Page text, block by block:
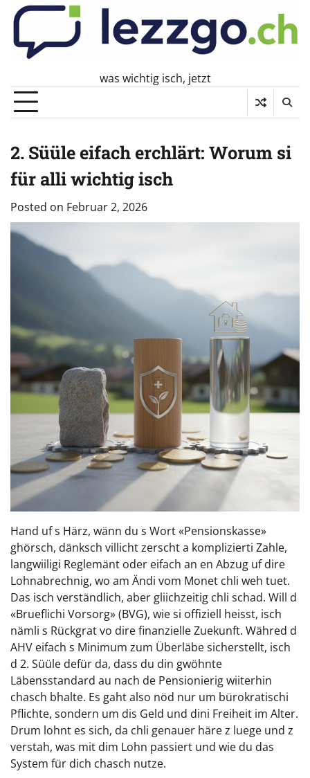
Skip
content
was wichtig isch, jetzt
2. Süüle eifach erchlärt: Worum si
für alli wichtig isch
Posted on Februar 2, 2026
Hand uf s Härz, wänn du s Wort «Pensionskasse»
ghörsch, dänksch villicht zerscht a komplizierti Zahle,
langwiiligi Reglemänt oder eifach an en Abzug uf dire
Lohnabrechnig, wo am Ändi vom Monet chli weh tuet.
Das isch verständlich, aber gliichzeitig chli schad. Will d
«Brueflichi Vorsorg» (BVG), wie si offiziell heisst, isch
nämli s Rückgrat vo dire finanzielle Zuekunft. Währed d
AHV eifach s Minimum zum Überläbe sicherstellt, isch
d 2. Süüle defür da, dass du din gwöhnte
Läbensstandard au nach de Pensionierig wiiterhin
chasch bhalte. Es gaht also nöd nur um bürokratischi
Pflichte, sondern um dis Geld und dini Freiheit im Alter.
Drum lohnt es sich, da chli genauer häre z luege und z
verstah, was mit dim Lohn passiert und wie du das
System für dich chasch nutze.